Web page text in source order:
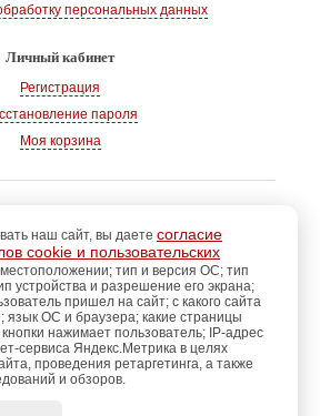
персональных данных
Личный кабинет
Регистрация
пароля
Моя корзина
г. Волгодонск
Ростовская обл., г. Волгодонск
+7 928 102-83-75
rukodelia.ru
ежедневно
с 09-00 до 21-00
наш сайт, вы даете согласие
cookie и пользовательских
тип и версия ОС; тип
устройства и разрешение его экрана;
пришел на сайт; с какого сайта
язык ОС и браузера; какие страницы
нажимает пользователь; IP-адрес
сервиса Яндекс.Метрика в целях
проведения ретаргетинга, а также
и обзоров.
для